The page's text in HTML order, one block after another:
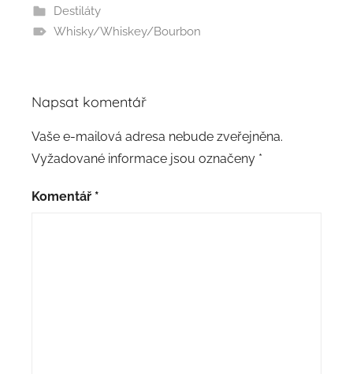
Destiláty
Whisky/Whiskey/Bourbon
Napsat komentář
Vaše e-mailová adresa nebude zveřejněna.
Vyžadované informace jsou označeny *
Komentář *